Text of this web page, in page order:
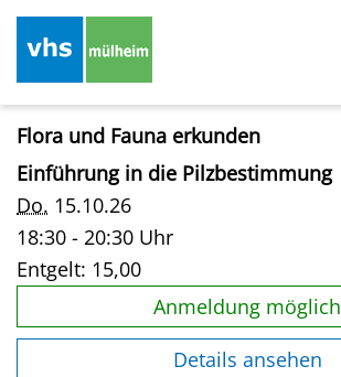
Flora und Fauna erkunden
Einführung in die Pilzbestimmung
Do. 15.10.26
18:30 - 20:30 Uhr
Entgelt: 15,00
Anmeldung möglich
Details ansehen